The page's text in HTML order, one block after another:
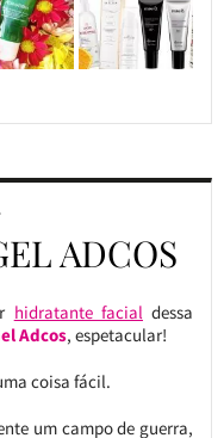
ADCOS
hidratante facial dessa
Adcos, espetacular!
coisa fácil.
um campo de guerra,